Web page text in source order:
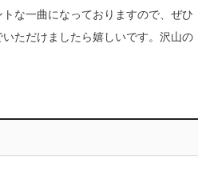
な一曲になっておりますので、ぜひ
ただけましたら嬉しいです。沢山の